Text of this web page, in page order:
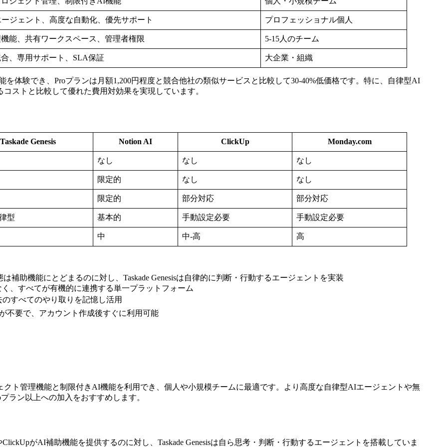
ジェント、高度な自動化、優先サポート プロフェッショナル個人
能、共有ワークスペース、管理者権限 5-15人のチーム
、専用サポート、SLA保証 大企業・組織
体験でき、Proプランは月額1,200円程度と競合他社の類似サービスと比較して30-40%低価格です。特に、自律型AI
ストと比較して優れた費用対効果を実現しています。
Taskade Genesis Notion AI ClickUp Monday.com
なし なし なし
限定的 なし なし
限定的 部分対応 部分対応
型 基本的 手動設定必要 手動設定必要
中 中-高 高
補助機能にとどまるのに対し、Taskade Genesisは自律的に判断・行動するエージェントを実装
、すべてが有機的に連携する単一プラットフォーム
すべてのやり取りを記憶し活用
不要で、アカウント作成後すぐに利用可能
ト管理機能と制限付きAI機能を利用でき、個人や小規模チームに最適です。より高度な自律型AIエージェントや無
ラン以上への加入をおすすめします。
がAI補助機能を提供するのに対し、Taskade Genesisは自ら思考・判断・行動するエージェントを搭載していま